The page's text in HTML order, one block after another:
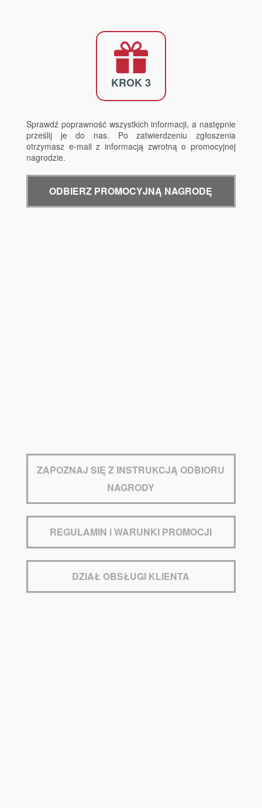
KROK 3
Sprawdź poprawność wszystkich informacji, a następnie
prześlij je do nas. Po zatwierdzeniu zgłoszenia
otrzymasz e-mail z informacją zwrotną o promocyjnej
nagrodzie.
ODBIERZ PROMOCYJNĄ NAGRODĘ
ZAPOZNAJ SIĘ Z INSTRUKCJĄ ODBIORU
NAGRODY
REGULAMIN i WARUNKI PROMOCJI
DZIAŁ OBSŁUGI KLIENTA